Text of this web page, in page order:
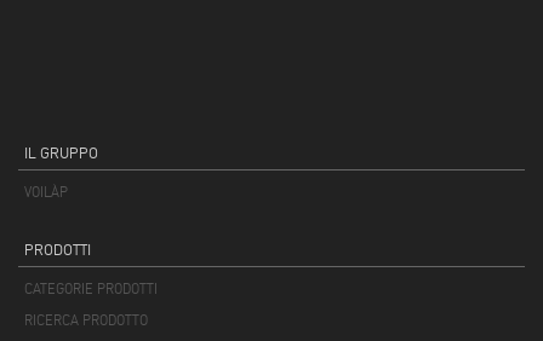
IL GRUPPO
VOILÀP
PRODOTTI
CATEGORIE PRODOTTI
RICERCA PRODOTTO